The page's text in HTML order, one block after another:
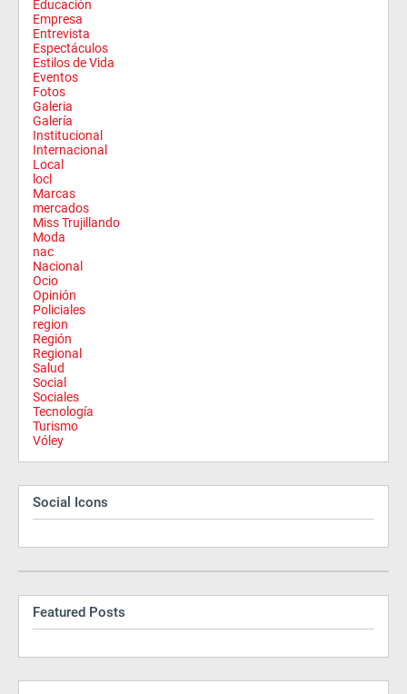
Educación
Empresa
Entrevista
Espectáculos
Estilos de Vida
Eventos
Fotos
Galeria
Galería
Institucional
Internacional
Local
locl
Marcas
mercados
Miss Trujillando
Moda
nac
Nacional
Ocio
Opinión
Policiales
region
Región
Regional
Salud
Social
Sociales
Tecnología
Turismo
Vóley
Social Icons
Featured Posts